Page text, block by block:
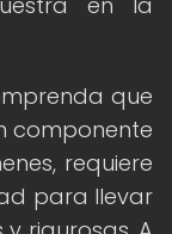
que
componente
requiere
para llevar